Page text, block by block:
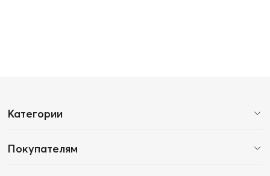
Категории
Покупателям